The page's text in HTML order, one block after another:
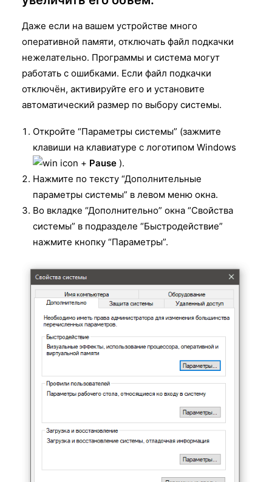
Даже если на вашем устройстве много
оперативной памяти, отключать файл подкачки
нежелательно. Программы и система могут
работать с ошибками. Если файл подкачки
отключён, активируйте его и установите
автоматический размер по выбору системы.
Откройте “Параметры системы” (зажмите
клавиши на клавиатуре с логотипом Windows
+ Pause ).
Нажмите по тексту “Дополнительные
параметры системы” в левом меню окна.
Во вкладке “Дополнительно” окна “Свойства
системы” в подразделе “Быстродействие”
нажмите кнопку “Параметры”.